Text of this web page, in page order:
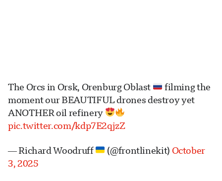
The Orcs in Orsk, Orenburg Oblast
filming the
moment our BEAUTIFUL drones destroy yet
ANOTHER oil refinery
pic.twitter.com/kdp7E2qjzZ
— Richard Woodruff (@frontlinekit) October
3, 2025